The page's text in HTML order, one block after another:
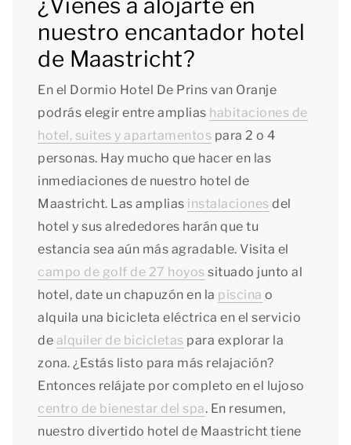
¿Vienes a alojarte en
nuestro encantador hotel
de Maastricht?
En el Dormio Hotel De Prins van Oranje
podrás elegir entre amplias habitaciones de
hotel, suites y apartamentos para 2 o 4
personas. Hay mucho que hacer en las
inmediaciones de nuestro hotel de
Maastricht. Las amplias instalaciones del
hotel y sus alrededores harán que tu
estancia sea aún más agradable. Visita el
campo de golf de 27 hoyos situado junto al
hotel, date un chapuzón en la piscina o
alquila una bicicleta eléctrica en el servicio
de alquiler de bicicletas para explorar la
zona. ¿Estás listo para más relajación?
Entonces relájate por completo en el lujoso
centro de bienestar del spa. En resumen,
nuestro divertido hotel de Maastricht tiene